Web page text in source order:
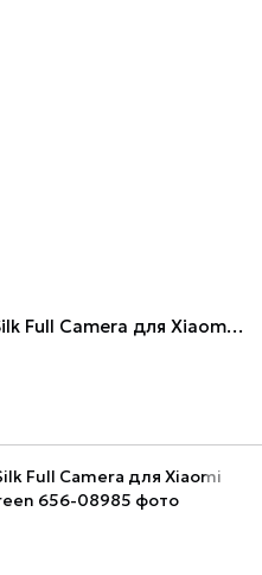
Чохол TPU GETMAN Liquid Silk Full Camera для Xiaomi Redmi Note 15 Pro+ 5G Marsala